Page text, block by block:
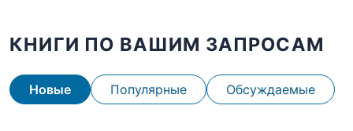
КНИГИ ПО ВАШИМ ЗАПРОСАМ
Новые Популярные Обсуждаемые